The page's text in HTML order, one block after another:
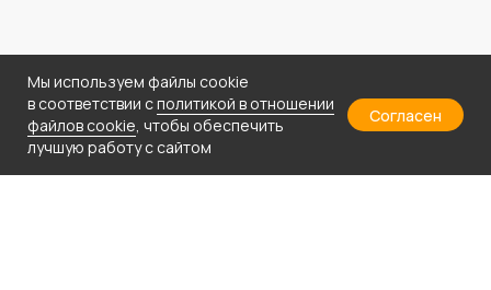
Мы используем файлы cookie
в соответствии сполитикой в отношении
файлов cookie, чтобы обеспечить
лучшую работу с сайтом
Согласен
+7 495 980 7554
+7 472 272 7554
г. Воронеж, ул. Кирова, д. 4
Все представительства